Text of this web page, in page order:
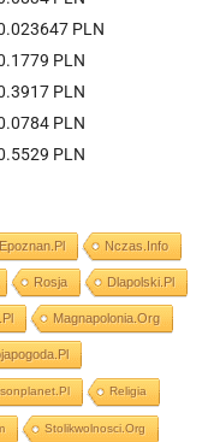
PLN
PLN
PLN
PLN
PLN
Epoznan.pl Nczas.info
Rosja Dlapolski.pl
Magnapolonia.org
Religia
Stolikwolnosci.org